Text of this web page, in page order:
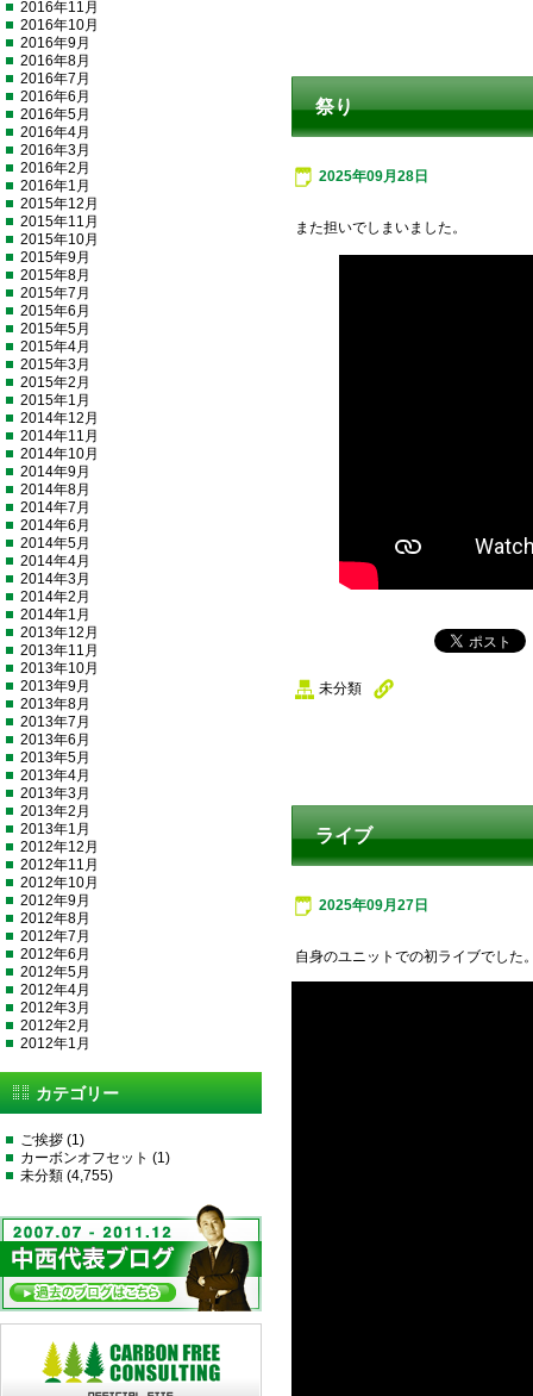
祭り
2025年09月28日
また担いでしまいました。
未分類
ライブ
2025年09月27日
自身のユニットでの初ライブでした
2016年11月
2016年10月
2016年9月
2016年8月
2016年7月
2016年6月
2016年5月
2016年4月
2016年3月
2016年2月
2016年1月
2015年12月
2015年11月
2015年10月
2015年9月
2015年8月
2015年7月
2015年6月
2015年5月
2015年4月
2015年3月
2015年2月
2015年1月
2014年12月
2014年11月
2014年10月
2014年9月
2014年8月
2014年7月
2014年6月
2014年5月
2014年4月
2014年3月
2014年2月
2014年1月
2013年12月
2013年11月
2013年10月
2013年9月
2013年8月
2013年7月
2013年6月
2013年5月
2013年4月
2013年3月
2013年2月
2013年1月
2012年12月
2012年11月
2012年10月
2012年9月
2012年8月
2012年7月
2012年6月
2012年5月
2012年4月
2012年3月
2012年2月
2012年1月
カテゴリー
ご挨拶 (1)
カーボンオフセット (1)
未分類 (4,755)